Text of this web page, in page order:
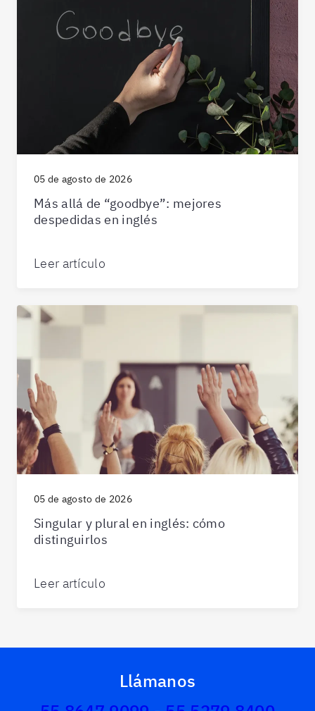
05 de agosto de 2026
Más allá de “goodbye”: mejores
despedidas en inglés
Leer artículo
05 de agosto de 2026
Singular y plural en inglés: cómo
distinguirlos
Leer artículo
Llámanos